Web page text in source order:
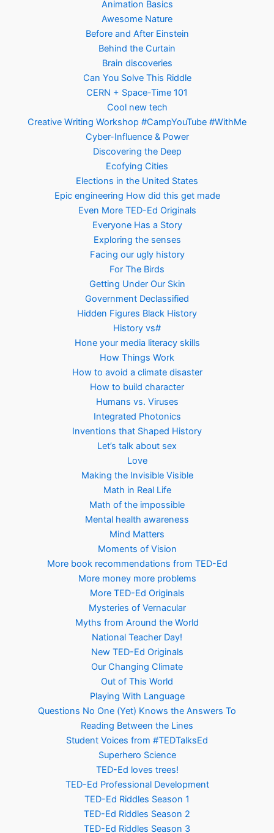
Animation Basics
Awesome Nature
Before and After Einstein
Behind the Curtain
Brain discoveries
Can You Solve This Riddle
CERN + Space-Time 101
Cool new tech
Creative Writing Workshop #CampYouTube #WithMe
Cyber-Influence & Power
Discovering the Deep
Ecofying Cities
Elections in the United States
Epic engineering How did this get made
Even More TED-Ed Originals
Everyone Has a Story
Exploring the senses
Facing our ugly history
For The Birds
Getting Under Our Skin
Government Declassified
Hidden Figures Black History
History vs#
Hone your media literacy skills
How Things Work
How to avoid a climate disaster
How to build character
Humans vs. Viruses
Integrated Photonics
Inventions that Shaped History
Let’s talk about sex
Love
Making the Invisible Visible
Math in Real Life
Math of the impossible
Mental health awareness
Mind Matters
Moments of Vision
More book recommendations from TED-Ed
More money more problems
More TED-Ed Originals
Mysteries of Vernacular
Myths from Around the World
National Teacher Day!
New TED-Ed Originals
Our Changing Climate
Out of This World
Playing With Language
Questions No One (Yet) Knows the Answers To
Reading Between the Lines
Student Voices from #TEDTalksEd
Superhero Science
TED-Ed loves trees!
TED-Ed Professional Development
TED-Ed Riddles Season 1
TED-Ed Riddles Season 2
TED-Ed Riddles Season 3